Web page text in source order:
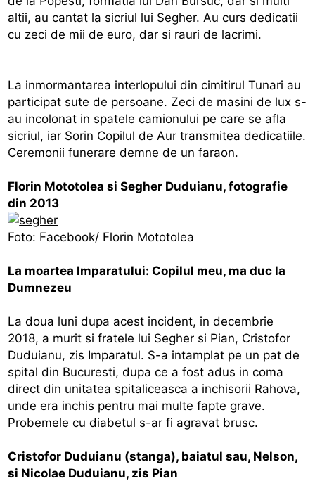
altii, au cantat la sicriul lui Segher. Au curs dedicatii
cu zeci de mii de euro, dar si rauri de lacrimi.
La inmormantarea interlopului din cimitirul Tunari au
participat sute de persoane. Zeci de masini de lux s-
au incolonat in spatele camionului pe care se afla
sicriul, iar Sorin Copilul de Aur transmitea dedicatiile.
Ceremonii funerare demne de un faraon.
Florin Mototolea si Segher Duduianu, fotografie
din 2013
Foto: Facebook/ Florin Mototolea
La moartea Imparatului: Copilul meu, ma duc la
Dumnezeu
La doua luni dupa acest incident, in decembrie
2018, a murit si fratele lui Segher si Pian, Cristofor
Duduianu, zis Imparatul. S-a intamplat pe un pat de
spital din Bucuresti, dupa ce a fost adus in coma
direct din unitatea spitaliceasca a inchisorii Rahova,
unde era inchis pentru mai multe fapte grave.
Probemele cu diabetul s-ar fi agravat brusc.
Cristofor Duduianu (stanga), baiatul sau, Nelson,
si Nicolae Duduianu, zis Pian